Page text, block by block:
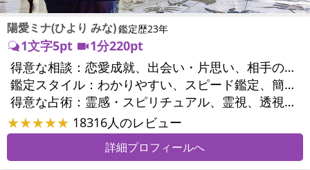
陽愛ミナ(ひより みな)鑑定歴23年
1文字5pt
1分220pt
得意な相談：
恋愛成就、出会い・片思い、相手の気持ち、相性、縁結び、結婚、男心・女心、二人の今後、複雑な恋愛、三角関係、浮気、不倫、復活愛、復縁、離婚、同性愛・LGBT、人間関係、職場の人間関係、対人関係、仕事運、適職、天職、転職、進路、就職、人生全般、使命、経営相談、夢、目標、ビジネスチャンス、ビジネスパートナー、家族関係、夫婦関係、家庭問題、夫婦問題、親族問題、育児・子育て、シングルマザー、美容、精神問題、心の問題、うつ、トラウマ、ストレス、いじめ、人生相談、魂の本質、夢診断、ペットの気持ち、ペット交信、ペットへのヒーリング、引越し・転居、開運指導、健康運、金運、金銭トラブル、ご近所問題
鑑定スタイル：
わかりやすい、スピード鑑定、簡潔、友達のように相談できる、とても話しやすい、愛にあふれ温かい、勇気をくれる、前向き・元気になれる
得意な占術：
霊感・スピリチュアル、霊視、透視、波動修正、エネルギー調整、ペットの気持ち、タロット、オラクルカード、夢診断、人相(顔相)、祈願、縁結び、ヒーリング、レイキ、カウンセリング、オリジナル占術
★★★★★ 18316人のレビュー
詳細プロフィールへ